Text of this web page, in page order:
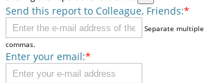
Send this report to Colleague, Friends:*
Separate
commas.
Enter your email:*